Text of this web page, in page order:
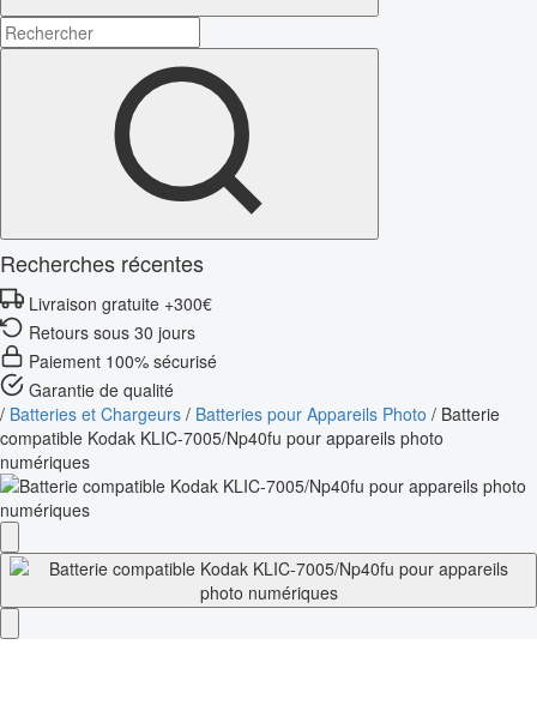
Recherches récentes
Livraison gratuite +300€
Retours sous 30 jours
Paiement 100% sécurisé
Garantie de qualité
/ Batteries et Chargeurs / Batteries pour Appareils Photo / Batterie
compatible Kodak KLIC-7005/Np40fu pour appareils photo
numériques